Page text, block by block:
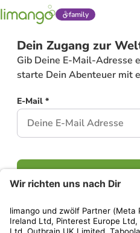
family
Dein Zugang zur
Gib Deine E-Mail-Adresse
starte Dein Abenteuer mit
E-Mail *